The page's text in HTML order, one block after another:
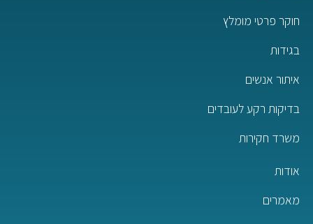
חוקר פרטי מומלץ
בגידות
איתור אנשים
בדיקות רקע לעובדים
משרד חקירות
אודות
מאמרים